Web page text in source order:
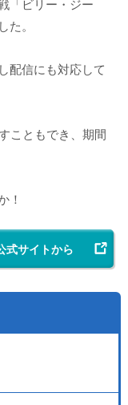
「ビリー・ジー
。
配信にも対応して
こともでき、期間
！
式サイトから